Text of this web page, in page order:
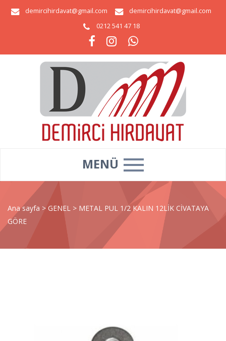
demircihirdavat@gmail.com
demircihirdavat@gmail.com
0212 541 47 18
MENÜ
Ana sayfa > GENEL > METAL PUL 1/2 KALIN 12LİK CİVATAYA
GÖRE